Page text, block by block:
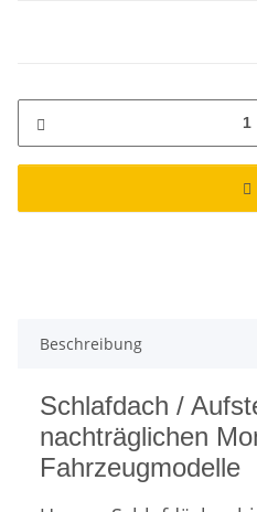
Beschreibung
Schlafdach /
nachträglichen
Fahrzeugmodelle